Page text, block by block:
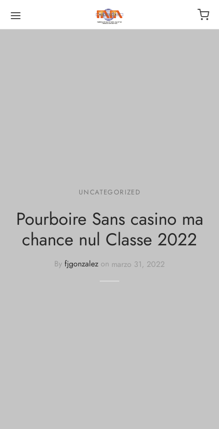
UNCATEGORIZED
Pourboire Sans casino ma
chance nul Classe 2022
By fjgonzalez on marzo 31, 2022